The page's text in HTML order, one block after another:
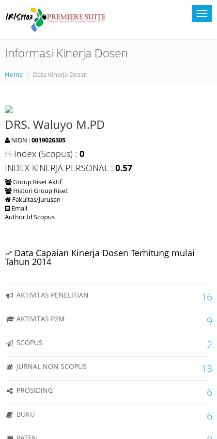
Informasi Kinerja Dosen
Home Data Kinerja Dosen
DRS. Waluyo M.PD
NIDN :0019026305
H-Index (Scopus) : 0
INDEX KINERJA PERSONAL : 0.57
Group Riset Aktif
Histori Group Riset
Fakultas/Jurusan
Email
Author Id Scopus
Data Capaian Kinerja Dosen Terhitung mulai
Tahun 2014
AKTIVITAS PENELITIAN 16
AKTIVITAS P2M 9
SCOPUS 2
JURNAL NON SCOPUS 13
PROSIDING 6
BUKU 6